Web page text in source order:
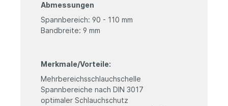
Abmessungen
Spannbereich: 90 - 110 mm
Bandbreite: 9 mm
Merkmale/Vorteile:
Mehrbereichsschlauchschelle
Spannbereiche nach DIN 3017
optimaler Schlauchschutz